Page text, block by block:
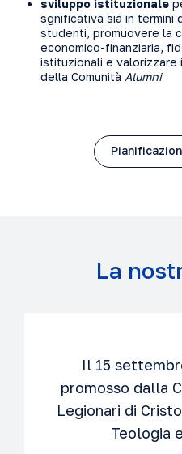
sviluppo istituzionale
sgnificativa sia in termini
studenti, promuovere la
economico-finanziaria,
istituzionali e valorizzare
della Comunità Alumni
La
Il 15
promosso dalla
Legionari di
Teologia